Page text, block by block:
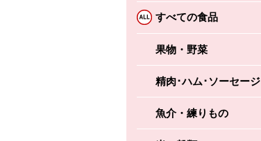
すべての食品
果物・野菜
精肉･ハム･ソーセージ
魚介・練りもの
かごへ